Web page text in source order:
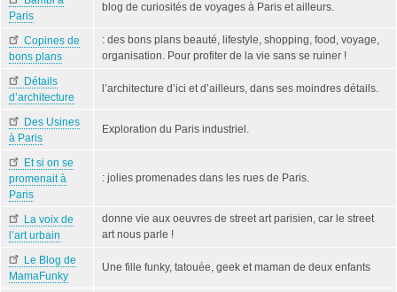
Paris
blog de curiosités de voyages à Paris et ailleurs.
Copines de
bons plans
: des bons plans beauté, lifestyle, shopping, food, voyage,
organisation. Pour profiter de la vie sans se ruiner !
Détails
d’architecture
l’architecture d’ici et d’ailleurs, dans ses moindres détails.
Des Usines
à Paris
Exploration du Paris industriel.
Et si on se
promenait à
Paris
: jolies promenades dans les rues de Paris.
La voix de
l’art urbain
donne vie aux oeuvres de street art parisien, car le street
art nous parle !
Le Blog de
MamaFunky
Une fille funky, tatouée, geek et maman de deux enfants